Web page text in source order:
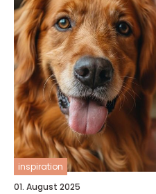
inspiration
01. August 2025